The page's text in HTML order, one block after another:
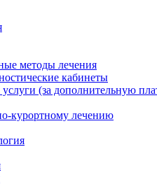
методы лечения
кабинеты
(за дополнительную
курортному лечению